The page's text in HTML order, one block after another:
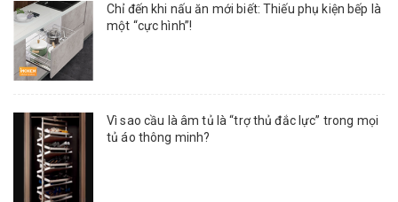
Chỉ đến khi nấu ăn mới biết: Thiếu phụ kiện bếp là
một “cực hình”!
Vì sao cầu là âm tủ là “trợ thủ đắc lực” trong mọi
tủ áo thông minh?